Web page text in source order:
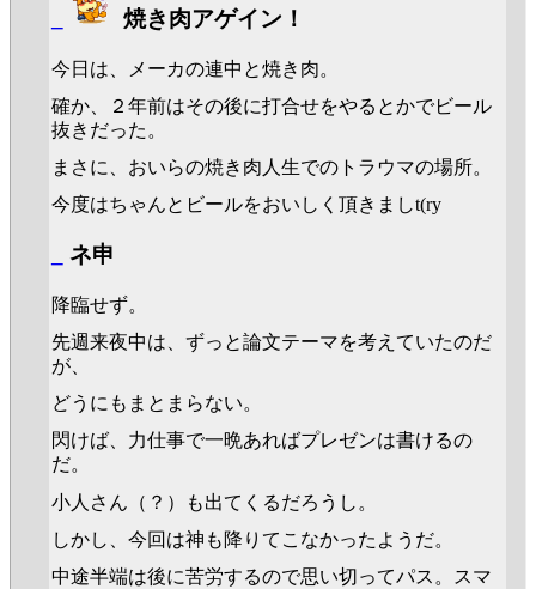
焼き肉アゲイン！
今日は、メーカの連中と焼き肉。
確か、２年前はその後に打合せをやるとかでビール
抜きだった。
まさに、おいらの焼き肉人生でのトラウマの場所。
今度はちゃんとビールをおいしく頂きましt(ry
ネ申
降臨せず。
先週来夜中は、ずっと論文テーマを考えていたのだ
が、
どうにもまとまらない。
閃けば、力仕事で一晩あればプレゼンは書けるの
だ。
小人さん（？）も出てくるだろうし。
しかし、今回は神も降りてこなかったようだ。
中途半端は後に苦労するので思い切ってパス。スマ